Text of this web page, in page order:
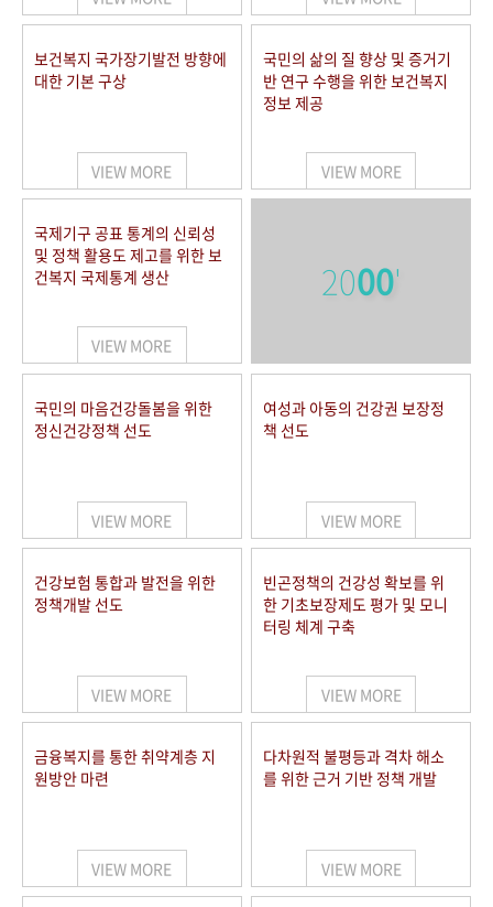
보건복지 국가장기발전 방향에
대한 기본 구상
VIEW MORE
국민의 삶의 질 향상 및 증거기
반 연구 수행을 위한 보건복지
정보 제공
VIEW MORE
국제기구 공표 통계의 신뢰성
및 정책 활용도 제고를 위한 보
건복지 국제통계 생산
VIEW MORE
2000'
국민의 마음건강돌봄을 위한
정신건강정책 선도
VIEW MORE
여성과 아동의 건강권 보장정
책 선도
VIEW MORE
건강보험 통합과 발전을 위한
정책개발 선도
VIEW MORE
빈곤정책의 건강성 확보를 위
한 기초보장제도 평가 및 모니
터링 체계 구축
VIEW MORE
금융복지를 통한 취약계층 지
원방안 마련
VIEW MORE
다차원적 불평등과 격차 해소
를 위한 근거 기반 정책 개발
VIEW MORE